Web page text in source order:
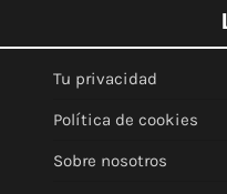
Tu privacidad
Política de cookies
Sobre nosotros